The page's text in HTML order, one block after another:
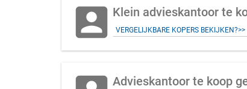
account_box Klein advieskantoor te
VERGELIJKBARE KOPERS BEKIJKEN?>>
Advieskantoor te koop